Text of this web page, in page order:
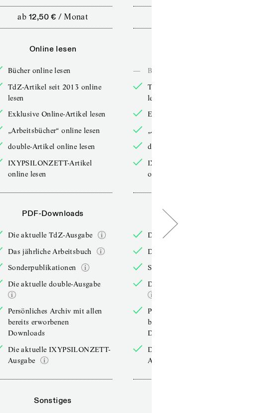
ab 12,50 € /Monat
Online lesen
Bücher online lesen
TdZ-Artikel seit 2013 online
lesen
Exklusive Online-Artikel lesen
„Arbeitsbücher“ online lesen
double-Artikel online lesen
IXYPSILONZETT-Artikel
online lesen
PDF-Downloads
Die aktuelle TdZ-Ausgabe
Das jährliche Arbeitsbuch
Sonderpublikationen
Die aktuelle double-Ausgabe
Persönliches Archiv mit allen
bereits erworbenen
Downloads
Die aktuelle IXYPSILONZETT-
Ausgabe
Sonstiges
—
Bücher online lesen
TdZ-Artikel seit 2013 online
lesen
Exklusive Online-Artikel lesen
„Arbeitsbücher“ online lesen
double-Artikel online lesen
IXYPSILONZETT-Artikel
online lesen
PDF-Downloads
Die aktuelle TdZ-Ausgabe
Das jährliche Arbeitsbuch
Sonderpublikationen
Die aktuelle double-Ausgabe
Persönliches Archiv mit allen
bereits erworbenen
Downloads
Die aktuelle IXYPSILONZETT-
Ausgabe